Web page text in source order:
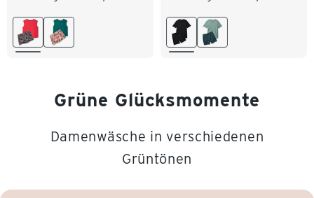
M 40/42 L 52/54
Grüne Glücksmomente
Damenwäsche in verschiedenen
Grüntönen